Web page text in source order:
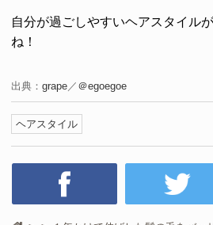
自分が過ごしやすいヘアスタイル
ね！
出典： grape／ ＠egoegoe
ヘアスタイル